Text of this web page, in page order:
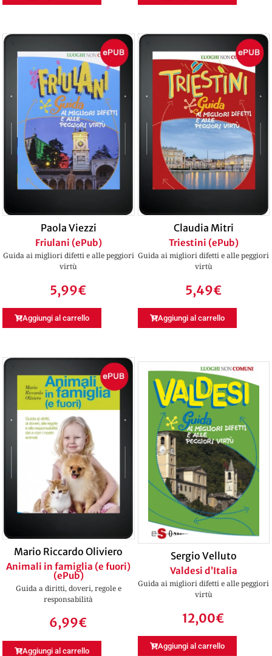
Paola Viezzi
Friulani (ePub)
Guida ai migliori difetti e alle peggiori
virtù
5,99€
Aggiungi al carrello
Claudia Mitri
Triestini (ePub)
Guida ai migliori difetti e alle peggiori
virtù
5,49€
Aggiungi al carrello
Mario Riccardo Oliviero
Animali in famiglia (e fuori)
(ePub)
Guida a diritti, doveri, regole e
responsabilità
6,99€
Aggiungi al carrello
Sergio Velluto
Valdesi d’Italia
Guida ai migliori difetti e alle peggiori
virtù
12,00€
Aggiungi al carrello